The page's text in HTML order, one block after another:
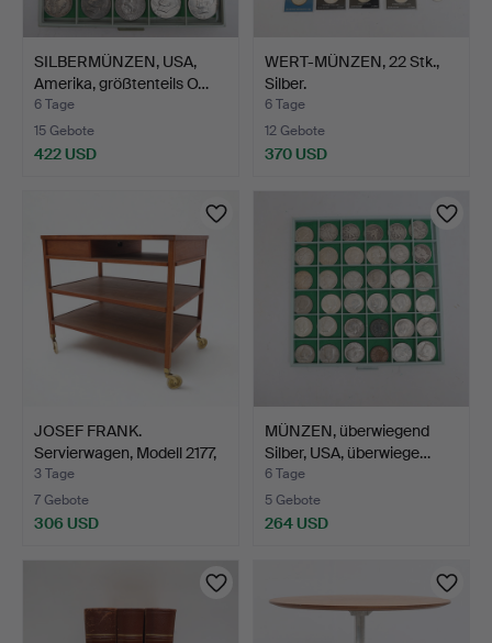
SILBERMÜNZEN, USA,
Amerika, größtenteils O…
6 Tage
15 Gebote
422 USD
WERT-MÜNZEN, 22 Stk.,
Silber.
6 Tage
12 Gebote
370 USD
JOSEF FRANK.
Servierwagen, Modell 2177,
Fi…
3 Tage
7 Gebote
306 USD
MÜNZEN, überwiegend
Silber, USA, überwiege…
6 Tage
5 Gebote
264 USD